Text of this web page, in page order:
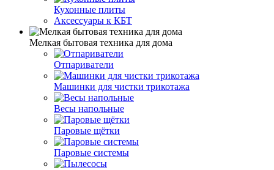
Кухонные плиты
Аксессуары к КБТ
Мелкая бытовая техника для дома
Отпариватели
Машинки для чистки трикотажа
Весы напольные
Паровые щётки
Паровые системы